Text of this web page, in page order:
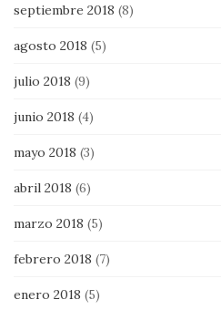
septiembre 2018 (8)
agosto 2018 (5)
julio 2018 (9)
junio 2018 (4)
mayo 2018 (3)
abril 2018 (6)
marzo 2018 (5)
febrero 2018 (7)
enero 2018 (5)